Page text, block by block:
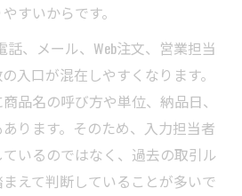
すいからです。
話、メール、Web注文、営業担当
入口が混在しやすくなります。
品名の呼び方や単位、納品日、
ります。そのため、入力担当者
いるのではなく、過去の取引ル
えて判断していることが多いで